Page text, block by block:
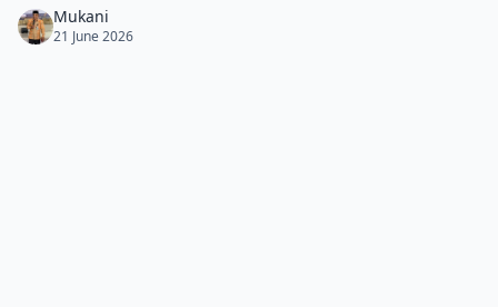
Mukani
21 June 2026